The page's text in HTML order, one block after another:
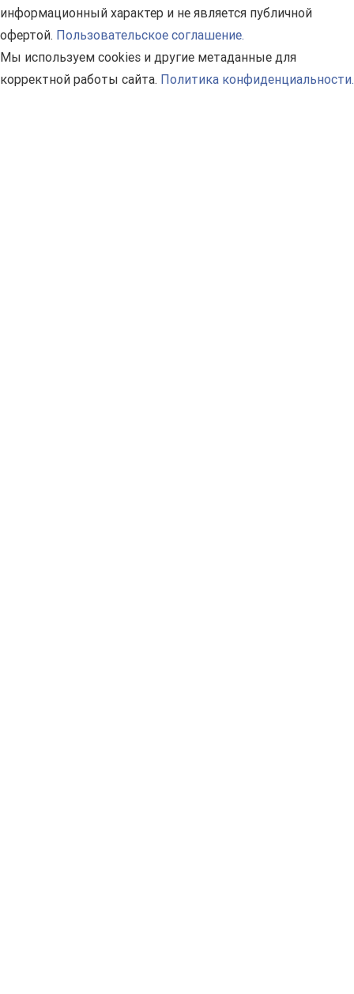
информационный характер и не является публичной
офертой. Пользовательское соглашение.
Мы используем cookies и другие метаданные для
корректной работы сайта. Политика конфиденциальности.